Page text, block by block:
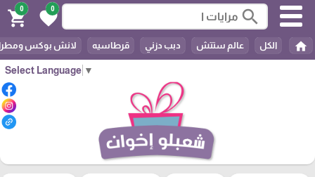
Select Language ▼
search
0
favorite
0
shopping_cart
home الكل عالم ستتش دبب دزني قرطاسيه لانش بوكس